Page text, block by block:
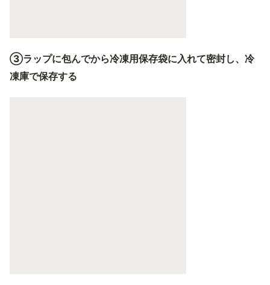
③ラップに包んでから冷凍用保存袋に入れて密封し、冷
凍庫で保存する